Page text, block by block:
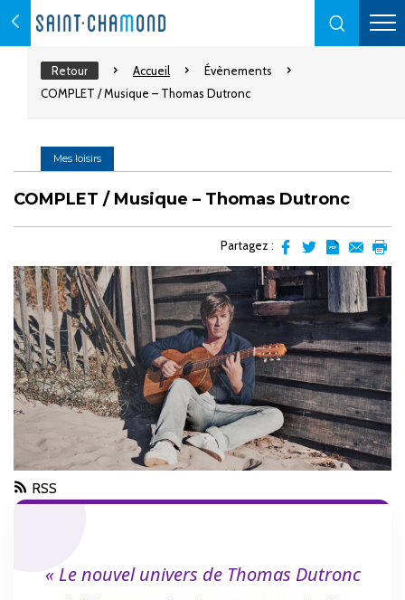
Retour Accueil
Évènements
COMPLET / Musique – Thomas Dutronc
Mes loisirs
COMPLET / Musique – Thomas Dutronc
Partagez :
sur
facebook
sur
Twitter
l'article
en
pdf
par
email
RSS
« Le nouvel univers de Thomas Dutronc